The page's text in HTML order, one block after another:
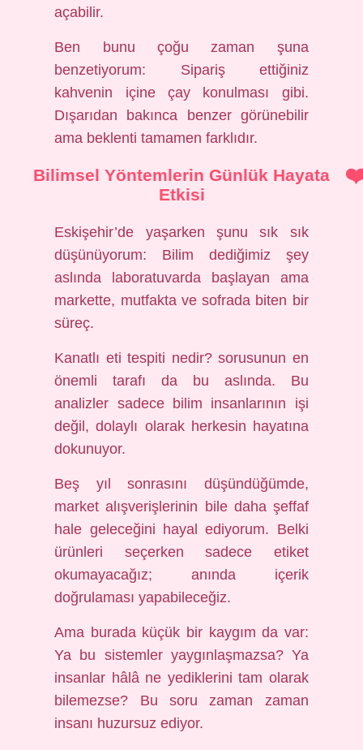
açabilir.
Ben bunu çoğu zaman şuna
benzetiyorum: Sipariş ettiğiniz
kahvenin içine çay konulması gibi.
Dışarıdan bakınca benzer görünebilir
ama beklenti tamamen farklıdır.
Bilimsel Yöntemlerin Günlük Hayata
Etkisi
Eskişehir’de yaşarken şunu sık sık
düşünüyorum: Bilim dediğimiz şey
aslında laboratuvarda başlayan ama
markette, mutfakta ve sofrada biten bir
süreç.
Kanatlı eti tespiti nedir? sorusunun en
önemli tarafı da bu aslında. Bu
analizler sadece bilim insanlarının işi
değil, dolaylı olarak herkesin hayatına
dokunuyor.
Beş yıl sonrasını düşündüğümde,
market alışverişlerinin bile daha şeffaf
hale geleceğini hayal ediyorum. Belki
ürünleri seçerken sadece etiket
okumayacağız; anında içerik
doğrulaması yapabileceğiz.
Ama burada küçük bir kaygım da var:
Ya bu sistemler yaygınlaşmazsa? Ya
insanlar hâlâ ne yediklerini tam olarak
bilemezse? Bu soru zaman zaman
insanı huzursuz ediyor.